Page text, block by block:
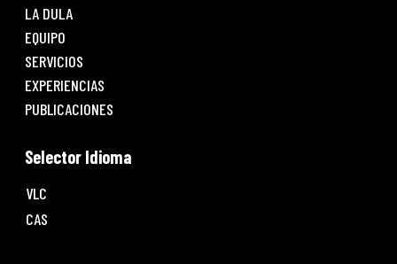
LA DULA
EQUIPO
SERVICIOS
EXPERIENCIAS
PUBLICACIONES
Selector Idioma
VLC
CAS